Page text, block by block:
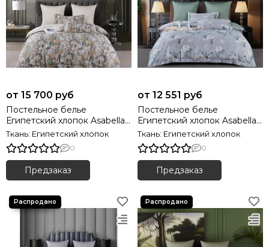
от 15 700 руб
Постельное белье
Египетский хлопок Asabella
2112 Premium
Ткань: Египетский хлопок
0
Предзаказ
от 12 551 руб
Постельное белье
Египетский хлопок Asabella
2115 Premium
Ткань: Египетский хлопок
0
Предзаказ